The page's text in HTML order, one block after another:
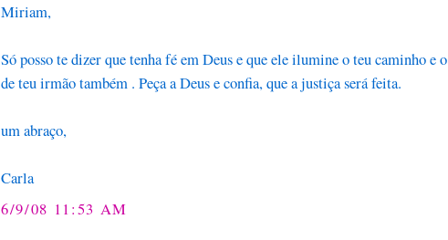
Miriam,
Só posso te dizer que tenha fé em Deus e que ele ilumine o teu caminho e o
de teu irmão também . Peça a Deus e confia, que a justiça será feita.
um abraço,
Carla
6/9/08 11:53 AM